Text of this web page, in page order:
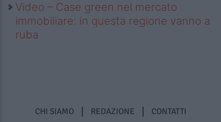
Video – Case green nel mercato
immobiliare: in questa regione vanno a
ruba
CHI SIAMO REDAZIONE CONTATTI